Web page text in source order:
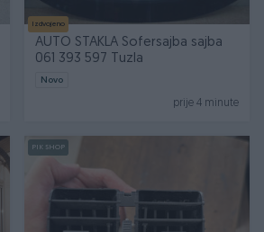
Izdvojeno
AUTO STAKLA Sofersajba sajba
061 393 597 Tuzla
Novo
prije 4 minute
PIK SHOP